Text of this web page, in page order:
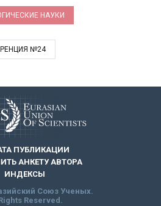
НАУКИ
№24
ПУБЛИКАЦИИ
АНКЕТУ АВТОРА
ИНДЕКСЫ
Союз Ученых.
Reserved.